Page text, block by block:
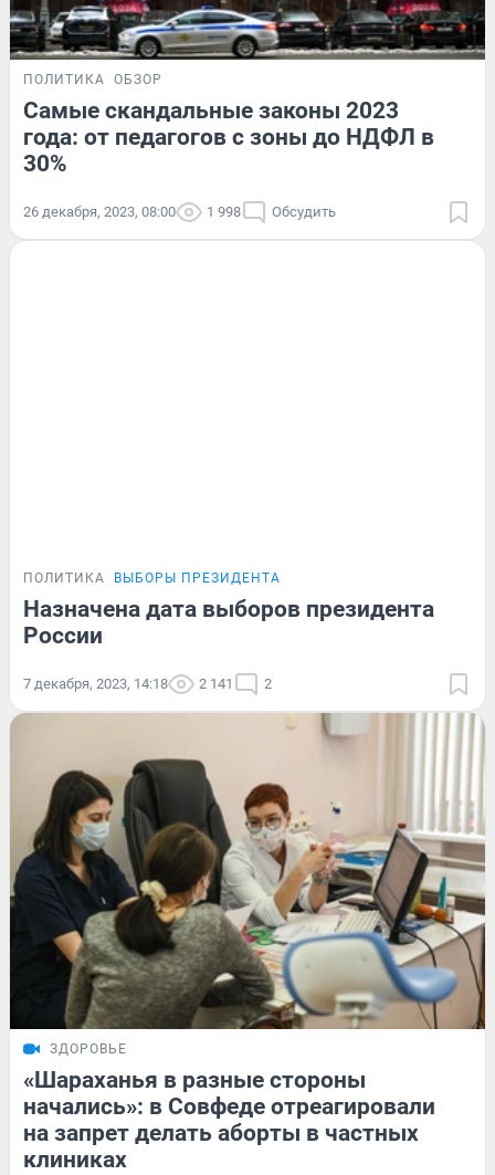
ПОЛИТИКА ОБЗОР
Самые скандальные законы 2023
года: от педагогов с зоны до НДФЛ в
30%
26 декабря, 2023, 08:00 1 998 Обсудить
ПОЛИТИКА ВЫБОРЫ ПРЕЗИДЕНТА
Назначена дата выборов президента
России
7 декабря, 2023, 14:18 2 141 2
ЗДОРОВЬЕ
«Шараханья в разные стороны
начались»: в Совфеде отреагировали
на запрет делать аборты в частных
клиниках